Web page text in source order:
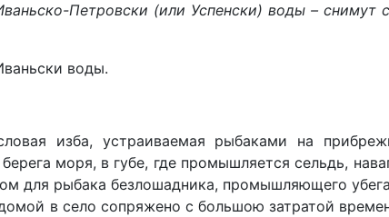
Петровски (или Успенски) воды – снимут
воды.
изба, устраиваемая рыбаками на
моря, в губе, где промышляется сельдь,
для рыбака безлошадника, промышляющего
в село сопряжено с большою затратой